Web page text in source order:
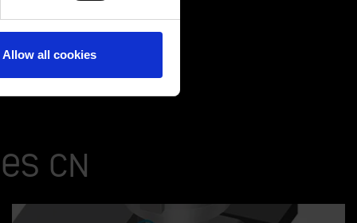
Allow all cookies
CN